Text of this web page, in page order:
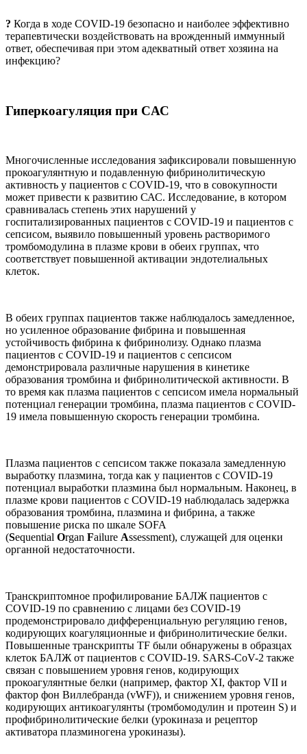
? Когда в ходе COVID-19 безопасно и наиболее эффективно
терапевтически воздействовать на врожденный иммунный
ответ, обеспечивая при этом адекватный ответ хозяина на
инфекцию?
Гиперкоагуляция при CАС
Многочисленные исследования зафиксировали повышенную
прокоагулянтную и подавленную фибринолитическую
активность у пациентов с COVID-19, что в совокупности
может привести к развитию САС. Исследование, в котором
сравнивалась степень этих нарушений у
госпитализированных пациентов с COVID-19 и пациентов с
сепсисом, выявило повышенный уровень растворимого
тромбомодулина в плазме крови в обеих группах, что
соответствует повышенной активации эндотелиальных
клеток.
В обеих группах пациентов также наблюдалось замедленное,
но усиленное образование фибрина и повышенная
устойчивость фибрина к фибринолизу. Однако плазма
пациентов с COVID-19 и пациентов с сепсисом
демонстрировала различные нарушения в кинетике
образования тромбина и фибринолитической активности. В
то время как плазма пациентов с сепсисом имела нормальный
потенциал генерации тромбина, плазма пациентов с COVID-
19 имела повышенную скорость генерации тромбина.
Плазма пациентов с сепсисом также показала замедленную
выработку плазмина, тогда как у пациентов с COVID-19
потенциал выработки плазмина был нормальным. Наконец, в
плазме крови пациентов с COVID-19 наблюдалась задержка
образования тромбина, плазмина и фибрина, а также
повышение риска по шкале SOFA
(Sequential Organ Failure Assessment), служащей для оценки
органной недостаточности.
Транскриптомное профилирование БАЛЖ пациентов с
COVID-19 по сравнению с лицами без COVID-19
продемонстрировало дифференциальную регуляцию генов,
кодирующих коагуляционные и фибринолитические белки.
Повышенные транскрипты TF были обнаружены в образцах
клеток БАЛЖ от пациентов с COVID-19. SARS-CoV-2 также
связан с повышением уровня генов, кодирующих
прокоагулянтные белки (например, фактор XI, фактор VII и
фактор фон Виллебранда (vWF)), и снижением уровня генов,
кодирующих антикоагулянты (тромбомодулин и протеин S) и
профибринолитические белки (урокиназа и рецептор
активатора плазминогена урокиназы).